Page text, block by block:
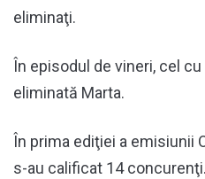
eliminaţi.
În episodul de vineri, cel
eliminată Marta.
În prima ediţiei a emisiunii
s-au calificat 14